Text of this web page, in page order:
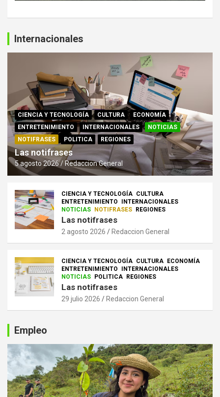
Internacionales
CIENCIA Y TECNOLOGÍA CULTURA
ECONOMÍA
ENTRETENIMIENTO
INTERNACIONALES
NOTICIAS
NOTIFRASES
POLITICA REGIONES
Las notifrases
5 agosto 2026 Redaccion General
CIENCIA Y TECNOLOGÍA CULTURA
ENTRETENIMIENTO
INTERNACIONALES
NOTICIAS
NOTIFRASES REGIONES
Las notifrases
2 agosto 2026 Redaccion General
CIENCIA Y TECNOLOGÍA CULTURA
ECONOMÍA
ENTRETENIMIENTO
INTERNACIONALES
NOTICIAS
POLITICA REGIONES
Las notifrases
29 julio 2026 Redaccion General
Empleo